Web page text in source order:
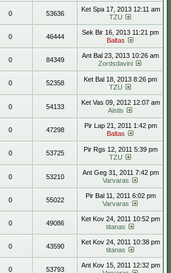
0 53636
Ket Spa 17, 2013 12:11 am
TZU
0 46444
Sek Bir 16, 2013 11:21 pm
Baltas
0 84349
Ant Bal 23, 2013 10:26 am
Zordsdavini
0 52358
Ket Bal 18, 2013 8:26 pm
TZU
0 54133
Ket Vas 09, 2012 12:07 am
Aistis
0 47298
Pir Lap 21, 2011 1:42 pm
Baltas
0 53725
Pir Rgs 12, 2011 5:39 pm
TZU
0 53210
Ant Geg 31, 2011 7:42 pm
Varvaras
0 55022
Pir Bal 11, 2011 6:02 pm
Varvaras
0 49086
Ket Kov 24, 2011 10:52 pm
titanas
0 43590
Ket Kov 24, 2011 10:38 pm
titanas
0 53793
Ant Kov 15, 2011 12:32 pm